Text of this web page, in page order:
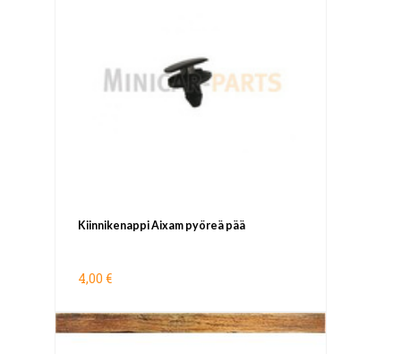
Kiinnikenappi Aixam pyöreä pää
4,00 €